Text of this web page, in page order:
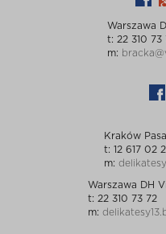
Warszawa
t: 22 310 73
m:
Kraków
t: 12 617 02
m:
Warszawa DH
t: 22 310 73 72
m: